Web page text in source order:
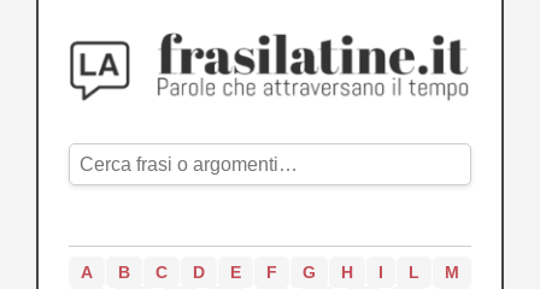
A B C D E F G H I L
M